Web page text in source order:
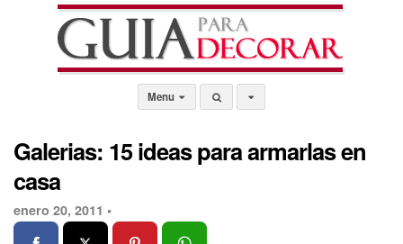
Menu
Galerias: 15 ideas para armarlas en
casa
enero 20, 2011 •